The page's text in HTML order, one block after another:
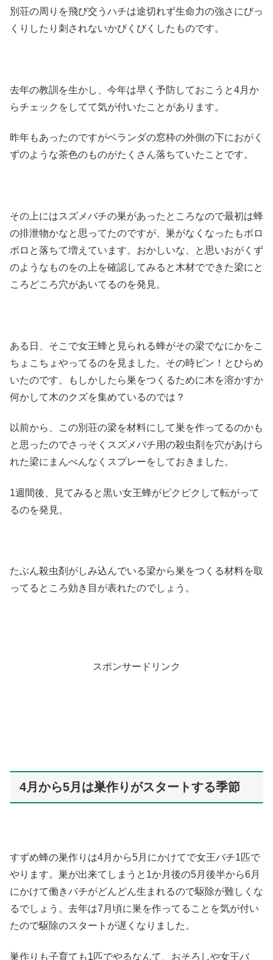
別荘の周りを飛び交うハチは途切れず生命力の強さにびっ
くりしたり刺されないかびくびくしたものです。
去年の教訓を生かし、今年は早く予防しておこうと4月か
らチェックをしてて気が付いたことがあります。
昨年もあったのですがベランダの窓枠の外側の下におがく
ずのような茶色のものがたくさん落ちていたことです。
その上にはスズメバチの巣があったところなので最初は蜂
の排泄物かなと思ってたのですが、巣がなくなったもボロ
ボロと落ちて増えています。おかしいな、と思いおがくず
のようなものをの上を確認してみると木材でできた梁にと
ころどころ穴があいてるのを発見。
ある日、そこで女王蜂と見られる蜂がその梁でなにかをこ
ちょこちょやってるのを見ました。その時ピン！とひらめ
いたのです。もしかしたら巣をつくるために木を溶かすか
何かして木のクズを集めているのでは？
以前から、この別荘の梁を材料にして巣を作ってるのかも
と思ったのでさっそくスズメバチ用の殺虫剤を穴があけら
れた梁にまんべんなくスプレーをしておきました。
1週間後、見てみると黒い女王蜂がピクピクして転がって
るのを発見。
たぶん殺虫剤がしみ込んでいる梁から巣をつくる材料を取
ってるところ効き目が表れたのでしょう。
スポンサードリンク
4月から5月は巣作りがスタートする季節
すずめ蜂の巣作りは4月から5月にかけてで女王バチ1匹で
やります。巣が出来てしまうと1か月後の5月後半から6月
にかけて働きバチがどんどん生まれるので駆除が難しくな
るでしょう。去年は7月頃に巣を作ってることを気が付い
たので駆除のスタートが遅くなりました。
巣作りも子育ても1匹でやるなんて、おそろしや女王バ